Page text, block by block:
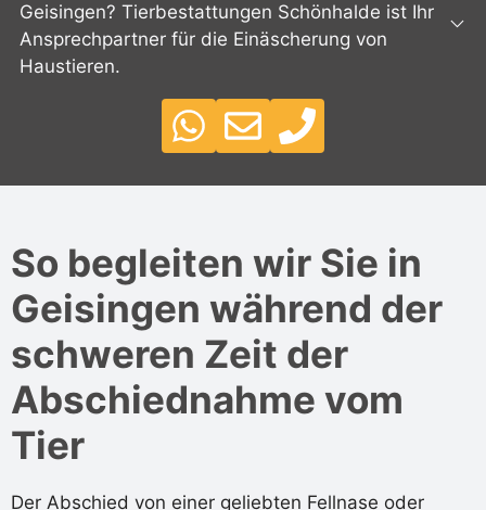
Geisingen? Tierbestattungen Schönhalde ist Ihr
Ansprechpartner für die Einäscherung von
Haustieren.
So begleiten wir Sie in
Geisingen während der
schweren Zeit der
Abschiednahme vom
Tier
Der Abschied von einer geliebten Fellnase oder